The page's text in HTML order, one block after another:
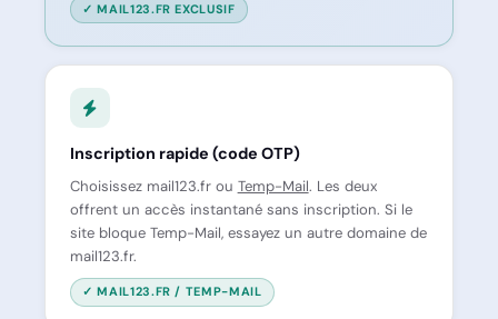
✓ MAIL123.FR EXCLUSIF
Inscription rapide (code OTP)
Choisissez mail123.fr ou Temp-Mail. Les deux
offrent un accès instantané sans inscription. Si le
site bloque Temp-Mail, essayez un autre domaine de
mail123.fr.
✓ MAIL123.FR / TEMP-MAIL